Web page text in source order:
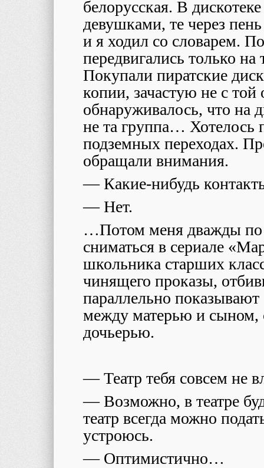
белорусская. В
девушками, те через
и я ходил со словарем.
передвигались только на
Покупали пиратские
копии, зачастую не с
обнаруживалось, что на
не та группа… Хотелось
подземных переходах.
обращали внимания.
— Какие-нибудь
— Нет.
…Потом меня дважды по
сниматься в сериале
школьника старших
чинящего проказы,
параллельно
между матерью и сыном,
дочьерью.
— Театр тебя совсем не
— Возможно, в театре
театр всегда можно
устроюсь.
— Оптимистично…